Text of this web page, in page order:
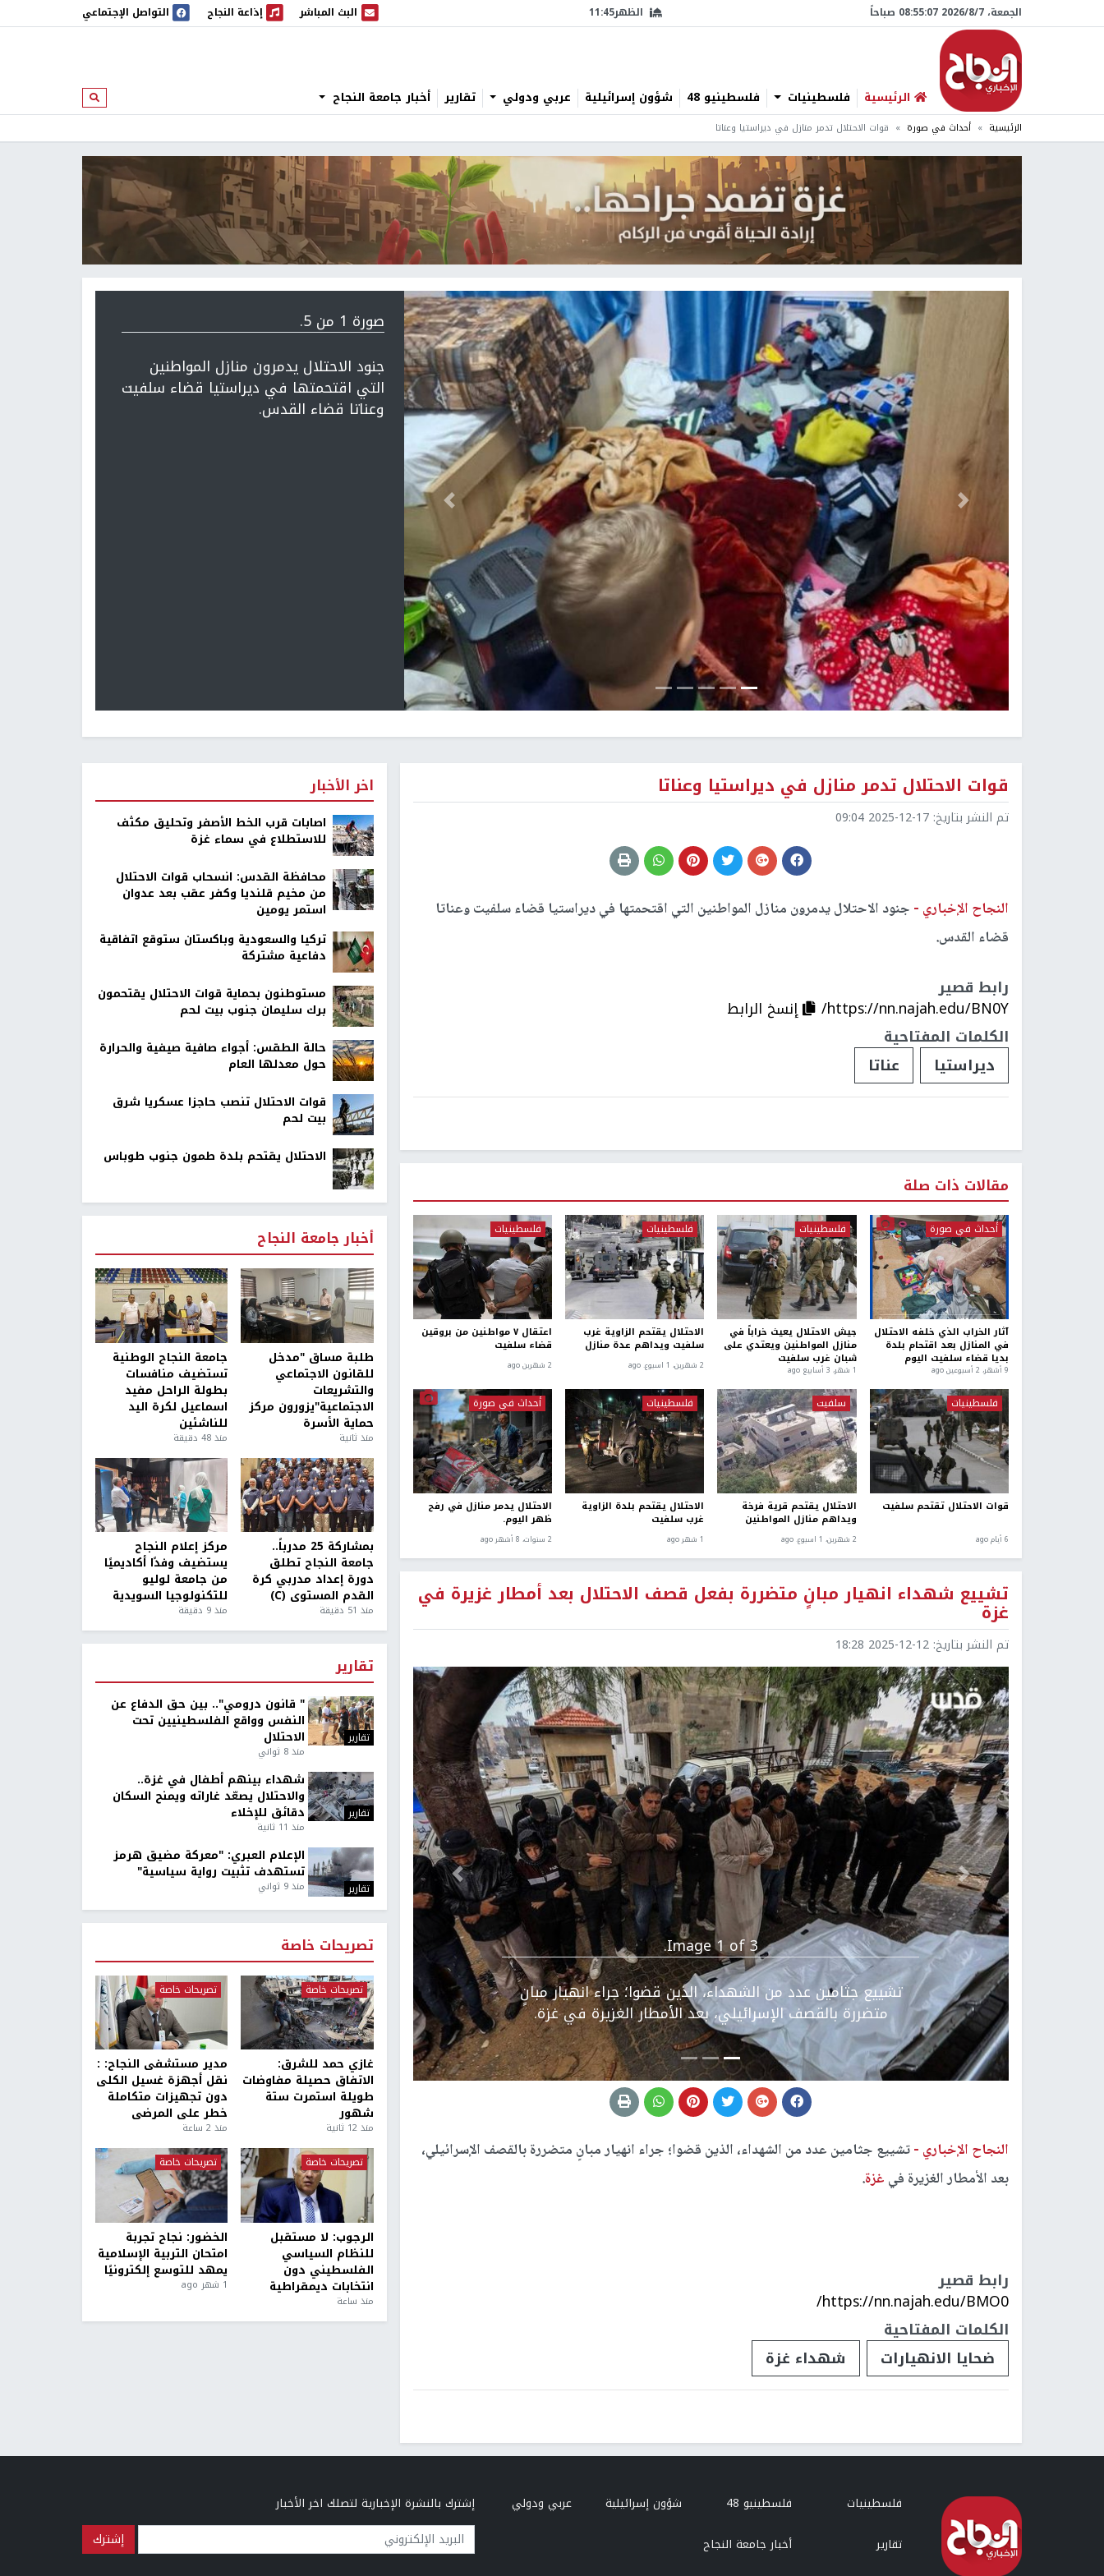
الجمعة، 7/‏8/‏2026 08:55:08 صباحاً الظهر11:45 البث المباشر
البث المباشر إذاعة النجاح
إذاعة النجاح التواصل الإجتماعي
الرئيسية فلسطينيات فلسطينيو 48 شؤون إسرائيلية عربي ودولي تقارير أخبار جامعة النجاح ابحث
الرئيسية أحداث في صورة قوات الاحتلال تدمر منازل في ديراستيا وعناتا
صورة 1 من 5.
جنود الاحتلال يدمرون منازل المواطنين
التي اقتحمتها في ديراستيا قضاء سلفيت
وعناتا قضاء القدس.
Previous التالي
قوات الاحتلال تدمر منازل في ديراستيا وعناتا
تم النشر بتاريخ: 2025-12-17 09:04
النجاح الإخباري - جنود الاحتلال يدمرون منازل المواطنين التي اقتحمتها في ديراستيا قضاء سلفيت وعناتا
قضاء القدس.
رابط قصير
https://nn.najah.edu/BN0Y/
إنسخ الرابط
الكلمات المفتاحية
ديراستيا
عناتا
مقالات ذات صلة
أحداث في صورة
آثار الخراب الذي خلفه الاحتلال
في المنازل بعد اقتحام بلدة
بديا قضاء سلفيت اليوم
9 أشهر، 2 أسبوعين ago
فلسطينيات
جيش الاحتلال يعيث خراباً في
منازل المواطنين ويعتدي على
شبان غرب سلفيت
1 شهر، 3 أسابيع ago
فلسطينيات
الاحتلال يقتحم الزاوية غرب
سلفيت ويداهم عدة منازل
2 شهرين، 1 اسبوع. ago
فلسطينيات
اعتقال ٧ مواطنين من بروقين
قضاء سلفيت
2 شهرين ago
فلسطينيات
قوات الاحتلال تقتحم سلفيت
6 أيام ago
سلفيت
الاحتلال يقتحم قرية فرخة
ويداهم منازل المواطنين
2 شهرين، 1 اسبوع. ago
فلسطينيات
الاحتلال يقتحم بلدة الزاوية
غرب سلفيت
1 شهر ago
أحداث في صورة
الاحتلال يدمر منازل في رفح
ظهر اليوم.
2 سنوات، 8 أشهر ago
تشييع شهداء انهيار مبانٍ متضررة بفعل قصف الاحتلال بعد أمطار غزيرة في
غزة
تم النشر بتاريخ: 2025-12-12 18:28
Image 1 of 3.
تشييع جثامين عدد من الشهداء، الذين قضوا؛ جراء انهيار مبانٍ
متضررة بالقصف الإسرائيلي، بعد الأمطار الغزيرة في غزة.
Previous التالي
النجاح الإخباري -تشييع جثامين عدد من الشهداء، الذين قضوا؛ جراء انهيار مبانٍ متضررة بالقصف الإسرائيلي،
بعد الأمطار الغزيرة في غزة.
رابط قصير
https://nn.najah.edu/BMO0/
الكلمات المفتاحية
ضحايا الانهيارات
شهداء غزة
اخر الأخبار
اصابات قرب الخط الأصفر وتحليق مكثف
للاستطلاع في سماء غزة
محافظة القدس: انسحاب قوات الاحتلال
من مخيم قلنديا وكفر عقب بعد عدوان
استمر يومين
تركيا والسعودية وباكستان ستوقع اتفاقية
دفاعية مشتركة
مستوطنون بحماية قوات الاحتلال يقتحمون
برك سليمان جنوب بيت لحم
حالة الطقس: أجواء صافية صيفية والحرارة
حول معدلها العام
قوات الاحتلال تنصب حاجزا عسكريا شرق
بيت لحم
الاحتلال يقتحم بلدة طمون جنوب طوباس
أخبار جامعة النجاح
طلبة مساق "مدخل
للقانون الاجتماعي
والتشريعات
الاجتماعية"يزورون مركز
حماية الأسرة
منذ ثانية
جامعة النجاح الوطنية
تستضيف منافسات
بطولة الراحل مفيد
اسماعيل لكرة اليد
للناشئين
منذ 48 دقيقة
بمشاركة 25 مدرباً..
جامعة النجاح تطلق
دورة إعداد مدربي كرة
القدم المستوى (C)
منذ 51 دقيقة
مركز إعلام النجاح
يستضيف وفدًا أكاديميًا
من جامعة لوليو
للتكنولوجيا السويدية
منذ 9 دقيقة
تقارير
تقارير
" قانون درومي".. بين حق الدفاع عن
النفس وواقع الفلسطينيين تحت
الاحتلال
منذ 8 ثواني
تقارير
شهداء بينهم أطفال في غزة..
والاحتلال يصعّد غاراته ويمنح السكان
دقائق للإخلاء
منذ 11 ثانية
تقارير
الإعلام العبري: "معركة مضيق هرمز
تستهدف تثبيت رواية سياسية"
منذ 9 ثواني
تصريحات خاصة
تصريحات خاصة
غازي حمد للشرق:
الاتفاق حصيلة مفاوضات
طويلة استمرت ستة
شهور
منذ 12 ثانية
تصريحات خاصة
مدير مستشفى النجاح: :
نقل أجهزة غسيل الكلى
دون تجهيزات متكاملة
خطر على المرضى
منذ 2 ساعة
تصريحات خاصة
الرجوب: لا مستقبل
للنظام السياسي
الفلسطيني دون
انتخابات ديمقراطية
منذ ساعة
تصريحات خاصة
الخضور: نجاح تجربة
امتحان التربية الإسلامية
يمهد للتوسع إلكترونيًا
1 شهر ago
فلسطينيات فلسطينيو 48 شؤون إسرائيلية
عربي ودولي
تقارير
أخبار جامعة النجاح
إشترك بالنشرة الإخبارية لتصلك اخر الأخبار
البريد الإلكتروني